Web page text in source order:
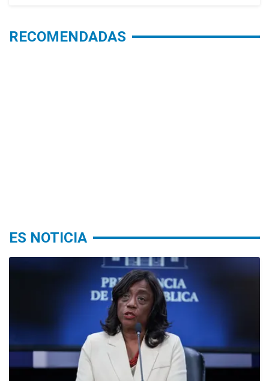
RECOMENDADAS
ES NOTICIA